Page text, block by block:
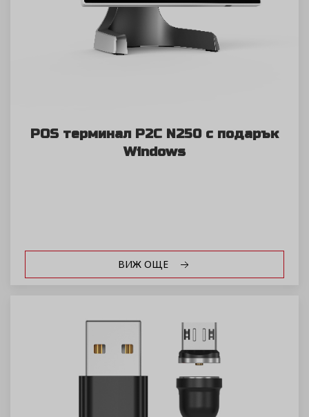
POS терминал P2C N250 с подарък
Windows
ВИЖ ОЩЕ